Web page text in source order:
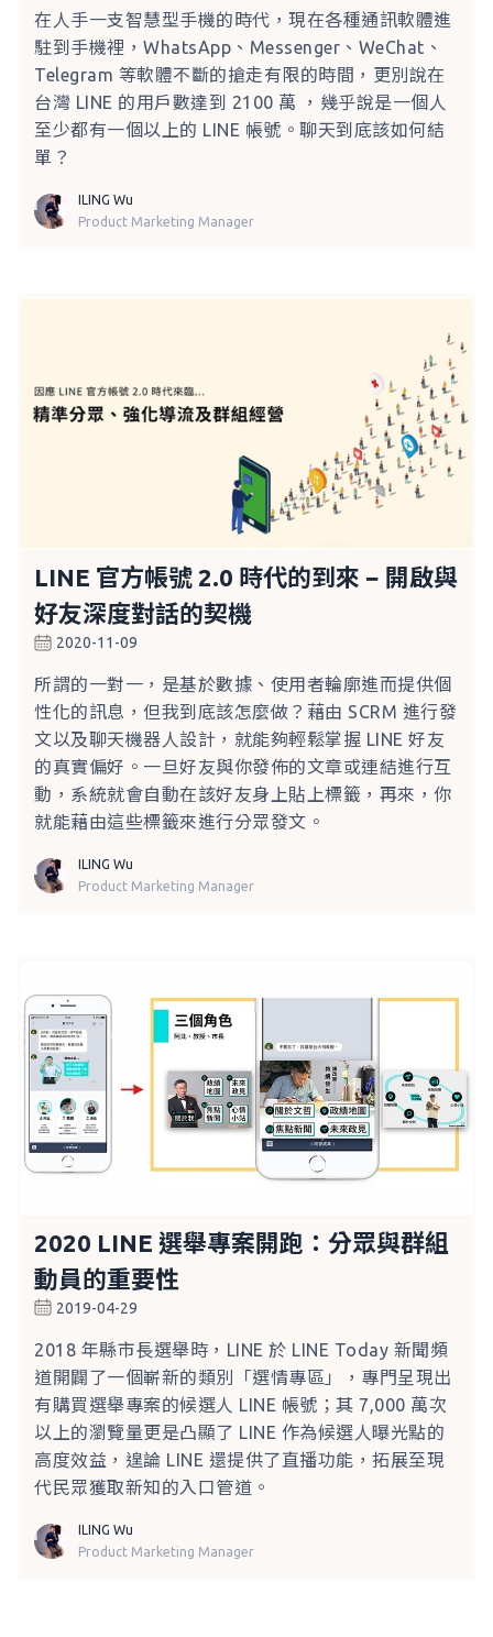
在人手一支智慧型手機的時代，現在各種通訊軟體進
駐到手機裡，WhatsApp、Messenger、WeChat、
Telegram 等軟體不斷的搶走有限的時間，更別說在
台灣 LINE 的用戶數達到 2100 萬 ，幾乎說是一個人
至少都有一個以上的 LINE 帳號。聊天到底該如何結
單？
ILING Wu
Product Marketing Manager
LINE 官方帳號 2.0 時代的到來 − 開啟與
好友深度對話的契機
2020-11-09
所謂的一對一，是基於數據、使用者輪廓進而提供個
性化的訊息，但我到底該怎麼做？藉由 SCRM 進行發
文以及聊天機器人設計，就能夠輕鬆掌握 LINE 好友
的真實偏好。一旦好友與你發佈的文章或連結進行互
動，系統就會自動在該好友身上貼上標籤，再來，你
就能藉由這些標籤來進行分眾發文。
ILING Wu
Product Marketing Manager
2020 LINE 選舉專案開跑：分眾與群組
動員的重要性
2019-04-29
2018 年縣市長選舉時，LINE 於 LINE Today 新聞頻
道開闢了一個嶄新的類別「選情專區」，專門呈現出
有購買選舉專案的候選人 LINE 帳號；其 7,000 萬次
以上的瀏覽量更是凸顯了 LINE 作為候選人曝光點的
高度效益，遑論 LINE 還提供了直播功能，拓展至現
代民眾獲取新知的入口管道。
ILING Wu
Product Marketing Manager